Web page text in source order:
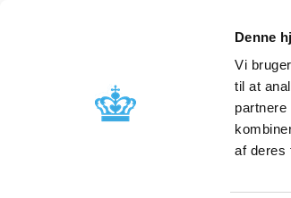
Denne
Vi
til at
af deres
Godkendelse og